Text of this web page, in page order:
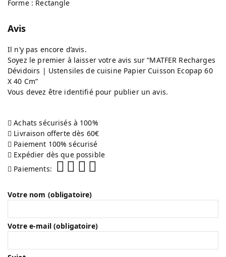
Forme : Rectangle
Avis
Il n’y pas encore d’avis.
Soyez le premier à laisser votre avis sur “MATFER Recharges
Dévidoirs | Ustensiles de cuisine Papier Cuisson Ecopap 60
X 40 Cm”
Vous devez être identifiépour publier un avis.
Achats sécurisés à 100%
Livraison offerte dès 60€
Paiement 100% sécurisé
Expédier dès que possible
Paiements:
Votre nom (obligatoire)
Votre e-mail (obligatoire)